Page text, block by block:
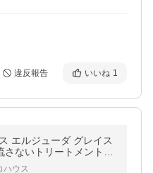
違反報告 いいね 1
エルジューダ グレイス
ないトリートメント) 1
ハウス